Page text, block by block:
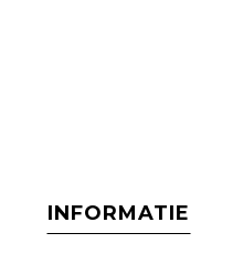
INFORMATIE